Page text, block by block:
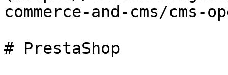
commerce-and-cms/
# PrestaShop